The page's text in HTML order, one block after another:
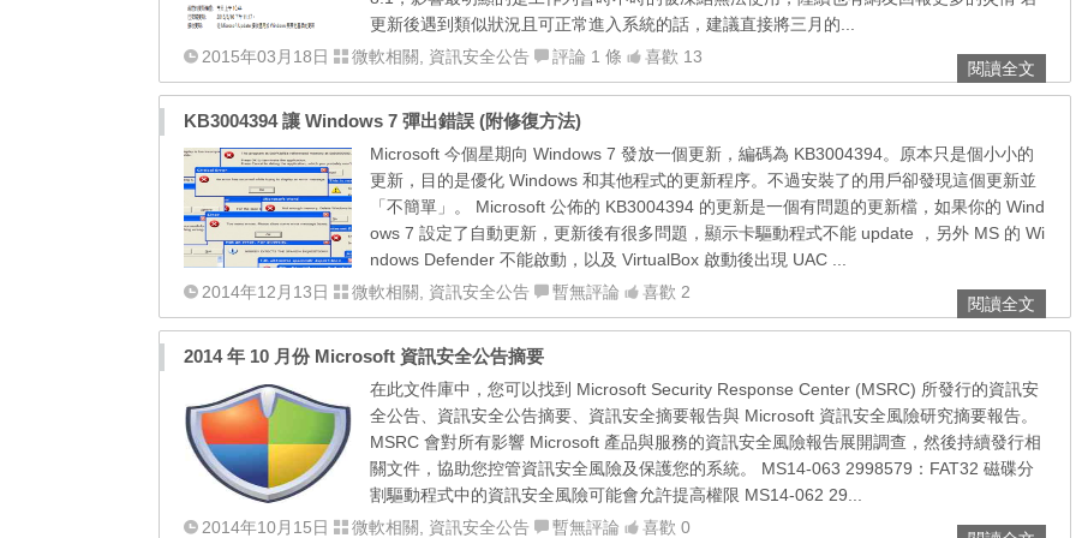
更新後遇到類似狀況且可正常進入系統的話，建議直接將三月的...
2015年03月18日
微軟相關 資訊安全公告 評論 1 條 喜歡 13
閱讀全文
KB3004394 讓 Windows 7 彈出錯誤 (附修復方法)
Microsoft 今個星期向 Windows 7 發放一個更新，編碼為 KB3004394。原本只是個小小的
更新，目的是優化 Windows 和其他程式的更新程序。不過安裝了的用戶卻發現這個更新並
「不簡單」。 Microsoft 公佈的 KB3004394 的更新是一個有問題的更新檔，如果你的 Wind
ows 7 設定了自動更新，更新後有很多問題，顯示卡驅動程式不能 update ，另外 MS 的 Wi
ndows Defender 不能啟動，以及 VirtualBox 啟動後出現 UAC ...
2014年12月13日
微軟相關 資訊安全公告 暫無評論 喜歡 2
閱讀全文
2014 年 10 月份 Microsoft 資訊安全公告摘要
在此文件庫中，您可以找到 Microsoft Security Response Center (MSRC) 所發行的資訊安
全公告、資訊安全公告摘要、資訊安全摘要報告與 Microsoft 資訊安全風險研究摘要報告。
MSRC 會對所有影響 Microsoft 產品與服務的資訊安全風險報告展開調查，然後持續發行相
關文件，協助您控管資訊安全風險及保護您的系統。 MS14-063 2998579：FAT32 磁碟分
割驅動程式中的資訊安全風險可能會允許提高權限 MS14-062 29...
2014年10月15日
微軟相關 資訊安全公告 暫無評論 喜歡 0